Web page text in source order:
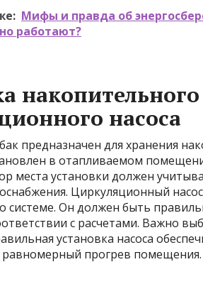
Мифы и правда об
работают?
насоса
предназначен для хранения
в отапливаемом
места установки должен
Циркуляционный
системе. Он должен быть
с расчетами. Важно
установка насоса
равномерный прогрев помещения.